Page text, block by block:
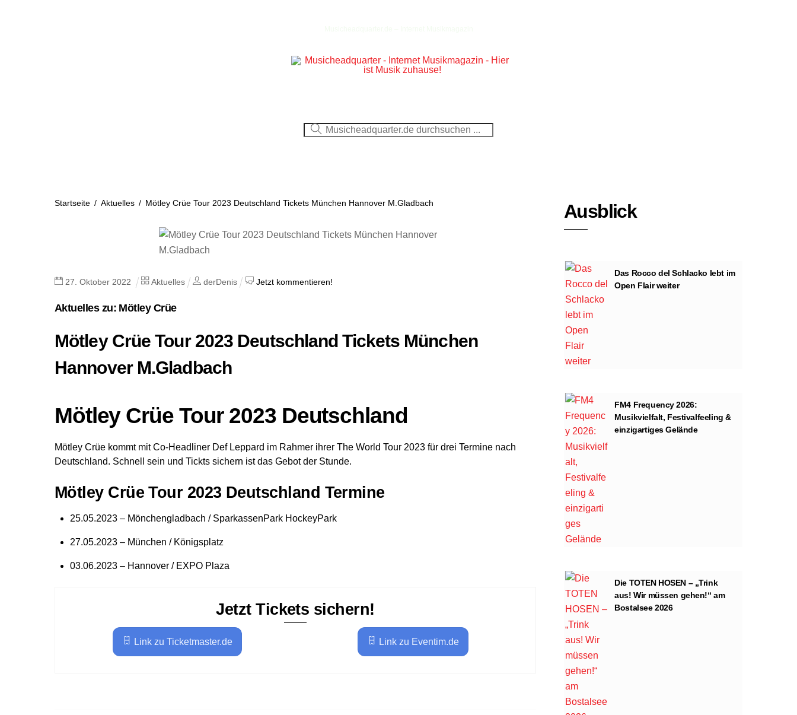
Startseite / Aktuelles / Mötley Crüe Tour 2023 Deutschland Tickets München Hannover M.Gladbach
27 Oktober 2022 Aktuelles derDenis Jetzt kommentieren!
Aktuelles zu: Mötley Crüe
Mötley Crüe Tour 2023 Deutschland Tickets München
Hannover M.Gladbach
Mötley Crüe Tour 2023 Deutschland
Mötley Crüe kommt mit Co-Headliner Def Leppard im Rahmer ihrer The World Tour 2023 für drei Termine nach
Deutschland. Schnell sein und Tickts sichern ist das Gebot der Stunde.
Mötley Crüe Tour 2023 Deutschland Termine
25.05.2023 – Mönchengladbach / SparkassenPark HockeyPark
27.05.2023 – München / Königsplatz
03.06.2023 – Hannover / EXPO Plaza
Jetzt Tickets sichern!
Link zu Ticketmaster.de Link zu Eventim.de
Ausblick
Das Rocco del Schlacko lebt im
Open Flair weiter
FM4 Frequency 2026:
Musikvielfalt, Festivalfeeling &
einzigartiges Gelände
Die TOTEN HOSEN – „Trink
aus! Wir müssen gehen!“ am
Bostalsee 2026